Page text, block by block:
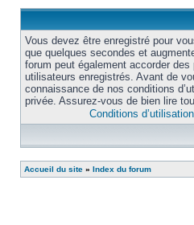
Vous devez être enregistré pour
que quelques secondes et
forum peut également accorder
utilisateurs enregistrés. Avant de
connaissance de nos conditions
privée. Assurez-vous de bien lire
Conditions d’utilisation
Accueil du site » Index du forum